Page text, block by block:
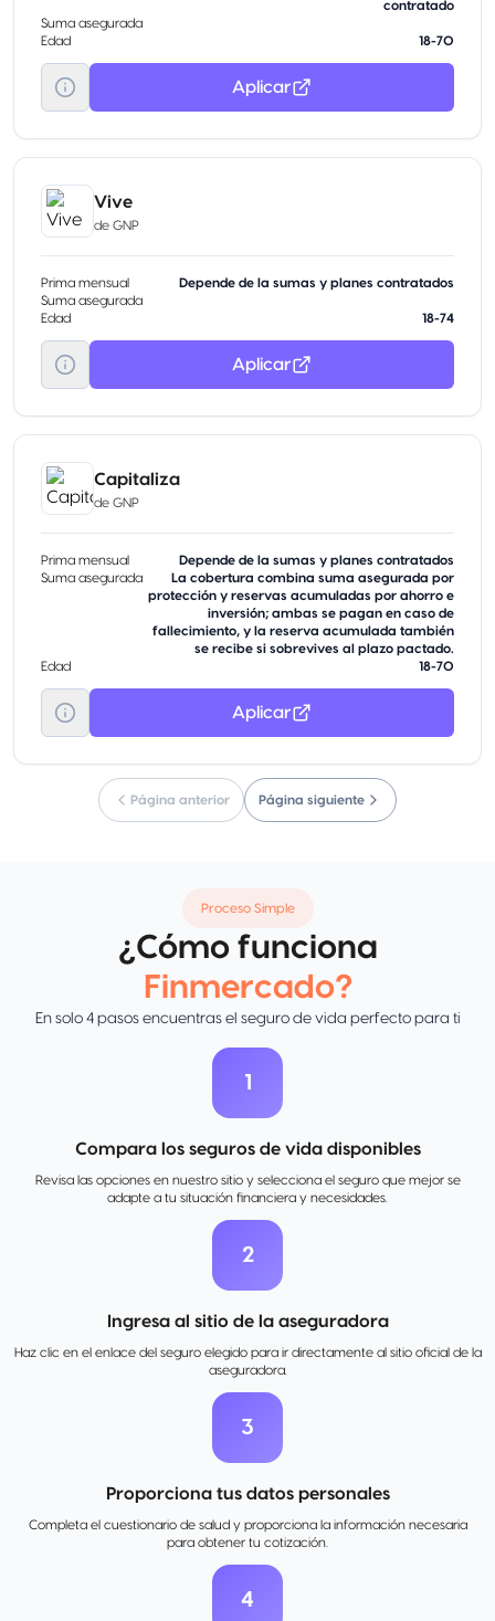
contratado
Suma asegurada
Edad
18-70
Aplicar
Vive
de GNP
Prima mensual
Depende de la sumas y planes contratados
Suma asegurada
Edad
18-74
Aplicar
Capitaliza
de GNP
Prima mensual
Depende de la sumas y planes contratados
Suma asegurada
La cobertura combina suma asegurada por
protección y reservas acumuladas por ahorro e
inversión; ambas se pagan en caso de
fallecimiento, y la reserva acumulada también
se recibe si sobrevives al plazo pactado.
Edad
18-70
Aplicar
Página anterior Página siguiente
Proceso Simple
¿Cómo funciona
Finmercado?
En solo 4 pasos encuentras el seguro de vida perfecto para ti
1
Compara los seguros de vida disponibles
Revisa las opciones en nuestro sitio y selecciona el seguro que mejor se
adapte a tu situación financiera y necesidades.
2
Ingresa al sitio de la aseguradora
Haz clic en el enlace del seguro elegido para ir directamente al sitio oficial de la
aseguradora.
3
Proporciona tus datos personales
Completa el cuestionario de salud y proporciona la información necesaria
para obtener tu cotización.
4